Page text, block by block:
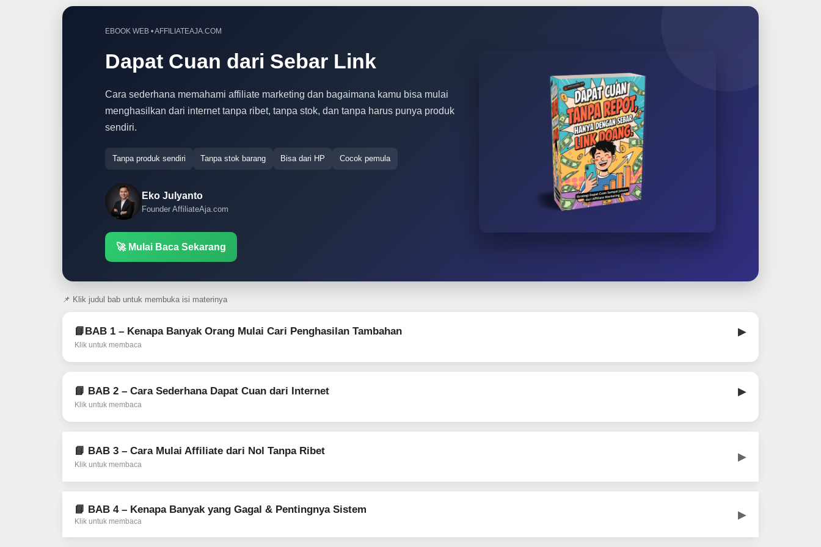
EBOOK WEB • AFFILIATEAJA.COM
Dapat Cuan dari Sebar Link
Cara sederhana memahami affiliate marketing dan bagaimana kamu bisa mulai
menghasilkan dari internet tanpa ribet, tanpa stok, dan tanpa harus punya produk
sendiri.
Tanpa produk sendiri Tanpa stok barang Bisa dari HP Cocok pemula
Eko Julyanto
Founder AffiliateAja.com
🚀 Mulai Baca Sekarang
📌 Klik judul bab untuk membuka isi materinya
📘BAB 1 – Kenapa Banyak Orang Mulai Cari Penghasilan Tambahan
Klik untuk membaca
▶
📘 BAB 2 – Cara Sederhana Dapat Cuan dari Internet
Klik untuk membaca
▶
📘 BAB 3 – Cara Mulai Affiliate dari Nol Tanpa Ribet
Klik untuk membaca
▶
📘 BAB 4 – Kenapa Banyak yang Gagal & Pentingnya Sistem
Klik untuk membaca
▶